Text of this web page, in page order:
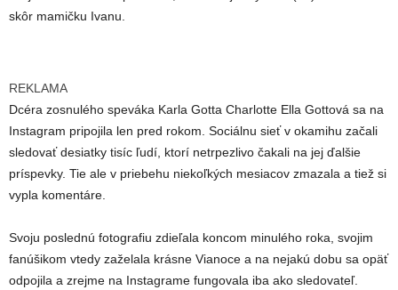
skôr mamičku Ivanu.
REKLAMA
Dcéra zosnulého speváka Karla Gotta Charlotte Ella Gottová sa na
Instagram pripojila len pred rokom. Sociálnu sieť v okamihu začali
sledovať desiatky tisíc ľudí, ktorí netrpezlivo čakali na jej ďalšie
príspevky. Tie ale v priebehu niekoľkých mesiacov zmazala a tiež si
vypla komentáre.
Svoju poslednú fotografiu zdieľala koncom minulého roka, svojim
fanúšikom vtedy zaželala krásne Vianoce a na nejakú dobu sa opäť
odpojila a zrejme na Instagrame fungovala iba ako sledovateľ.